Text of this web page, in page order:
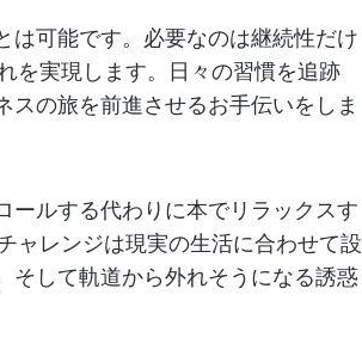
は可能です。必要なのは継続性だけ
を実現します。日々の習慣を追跡
スの旅を前進させるお手伝いをしま
ールする代わりに本でリラックスす
レンジは現実の生活に合わせて設
そして軌道から外れそうになる誘惑